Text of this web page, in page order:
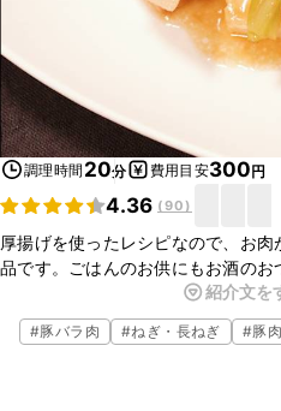
調理時間 20分 費用目安300円
4.36 (90)
厚揚げを使ったレシピなので、お
品です。ごはんのお供にもお酒の
ある味噌の味わいがとてもおいし
紹介文を
#豚バラ肉 #ねぎ・長ねぎ #豚肉